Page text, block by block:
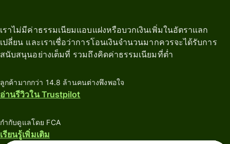
เราไม่มีค่าธรรมเนียมแอบแฝงหรือบวกเงินเพิ่มในอัตราแลก
เปลี่ยน และเราเชื่อว่าการโอนเงินจำนวนมากควรจะได้รับการ
สนับสนุนอย่างเต็มที่ รวมถึงคิดค่าธรรมเนียมที่ต่ำ
ลูกค้ามากกว่า 14.8 ล้านคนต่างพึงพอใจ
อ่านรีวิวใน Trustpilot
กำกับดูแลโดย FCA
เรียนรู้เพิ่มเติม